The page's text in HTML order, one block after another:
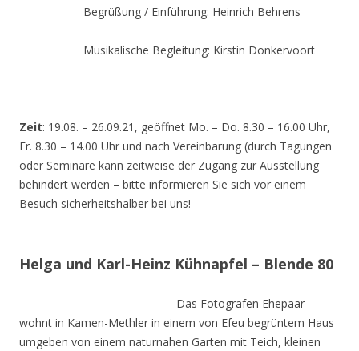
Begrüßung / Einführung: Heinrich Behrens
Musikalische Begleitung: Kirstin Donkervoort
Zeit: 19.08. – 26.09.21, geöffnet Mo. – Do. 8.30 – 16.00 Uhr,
Fr. 8.30 – 14.00 Uhr und nach Vereinbarung (durch Tagungen
oder Seminare kann zeitweise der Zugang zur Ausstellung
behindert werden – bitte informieren Sie sich vor einem
Besuch sicherheitshalber bei uns!
Helga und Karl-Heinz Kühnapfel – Blende 80
Das Fotografen Ehepaar
wohnt in Kamen-Methler in einem von Efeu begrüntem Haus
umgeben von einem naturnahen Garten mit Teich, kleinen